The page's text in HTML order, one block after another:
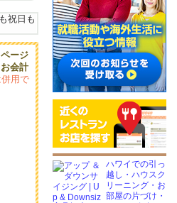
ージ
会計
用で
ハワイでの引っ
越し・ハウスク
リーニング・お
部屋の片づけ・